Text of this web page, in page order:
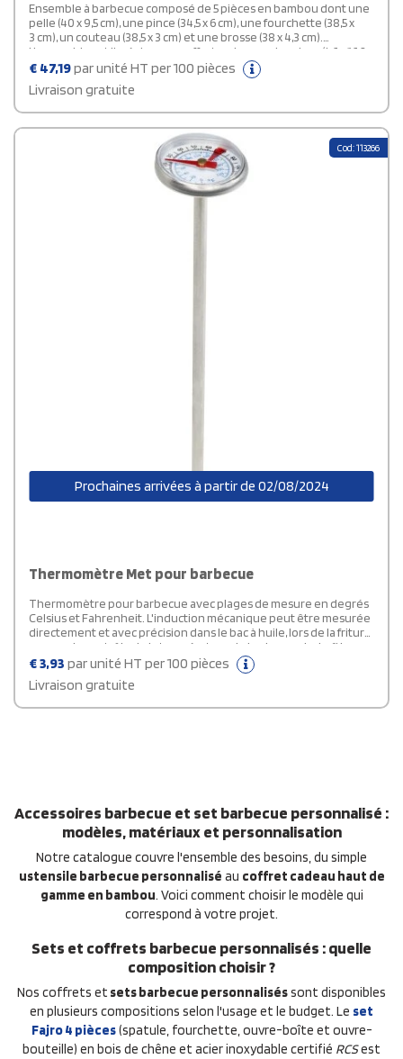
Ensemble à barbecue composé de 5 pièces en bambou dont une
pelle (40 x 9,5 cm), une pince (34,5 x 6 cm), une fourchette (38,5 x
3 cm), un couteau (38,5 x 3 cm) et une brosse (38 x 4,3 cm).
L'ensemble est livré dans un coffret cadeau en bambou (46 x 16,2 x
7,4 cm). Les poignées et le coffret cadeau sont en bambou dont
l'origine et la production sont conformes aux normes de
durabilité.
€ 47,19par unité HT per 100 pièces
Livraison gratuite
Cod: 113266
Prochaines arrivées à partir de 02/08/2024
Thermomètre Met pour barbecue
Thermomètre pour barbecue avec plages de mesure en degrés
Celsius et Fahrenheit. L'induction mécanique peut être mesurée
directement et avec précision dans le bac à huile, lors de la friture
ou pour le contrôle de la température du barbecue. Le boîtier en
acier inoxydable durable offre robustesse et résistance à la
€3,93 par unité HT per 100 pièces
Livraison gratuite
Accessoires barbecue et set barbecue personnalisé :
modèles, matériaux et personnalisation
Notre catalogue couvre l'ensemble des besoins, du simple
ustensile barbecue personnalisé au coffret cadeau haut de
gamme en bambou. Voici comment choisir le modèle qui
correspond à votre projet.
Sets et coffrets barbecue personnalisés : quelle
composition choisir ?
Nos coffrets et sets barbecue personnaliséssont disponibles
en plusieurs compositions selon l'usage et le budget. Le set
Fajro 4 pièces(spatule, fourchette, ouvre-boîte et ouvre-
bouteille) en bois de chêne et acier inoxydable certifié RCSest